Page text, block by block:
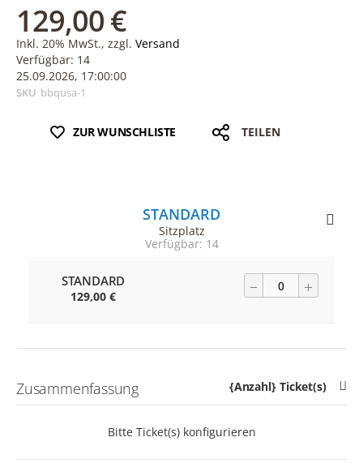
129,00 €
Inkl. 20% MwSt., zzgl. Versand
Verfügbar: 14
25.09.2026, 17:00:00
SKU bbqusa-1
ZUR WUNSCHLISTE TEILEN
STANDARD
Sitzplatz
Verfügbar: 14
STANDARD
129,00 €
Zusammenfassung {Anzahl} Ticket(s)
Bitte Ticket(s) konfigurieren